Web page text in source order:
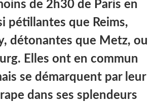
de 2h30 de Paris en
pétillantes que Reims,
détonantes que Metz, ou
Elles ont en commun
se démarquent par leur
dans ses splendeurs